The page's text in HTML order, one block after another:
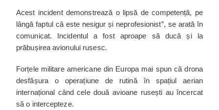
Acest incident demonstrează o lipsă de competență, pe
lângă faptul că este nesigur și neprofesionist”, se arată în
comunicat. Incidentul a fost aproape să ducă și la
prăbușirea avionului rusesc.
Forțele militare americane din Europa mai spun că drona
desfășura o operațiune de rutină în spațiul aerian
internațional când cele două avioane rusești au încercat
să o intercepteze.